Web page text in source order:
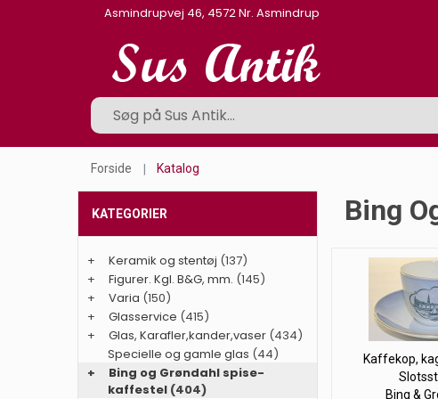
Asmindrupvej 46, 4572 Nr. Asmindrup
Forside Katalog
Bing
Kaffekop,
Bing &
KATEGORIER
+ Keramik og stentøj (137)
+
Figurer. Kgl. B&G, mm. (145)
+
Varia (150)
+
Glasservice (415)
+
Glas, Karafler,kander,vaser (434)
Specielle og gamle glas (44)
+
Bing og Grøndahl spise-
kaffestel (404)